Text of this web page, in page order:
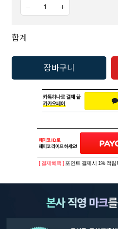
합계
장바구니
[ 결제혜택 ] 포인트 결제시 1% 적립!